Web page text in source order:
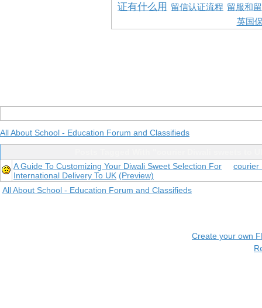
证有什么用 留信认证流程 留服和
英国
All About School - Education Forum and Classifieds
courier
A Guide To Customizing Your Diwali Sweet Selection For
International Delivery To UK (Preview)
All About School - Education Forum and Classifieds
Create your own